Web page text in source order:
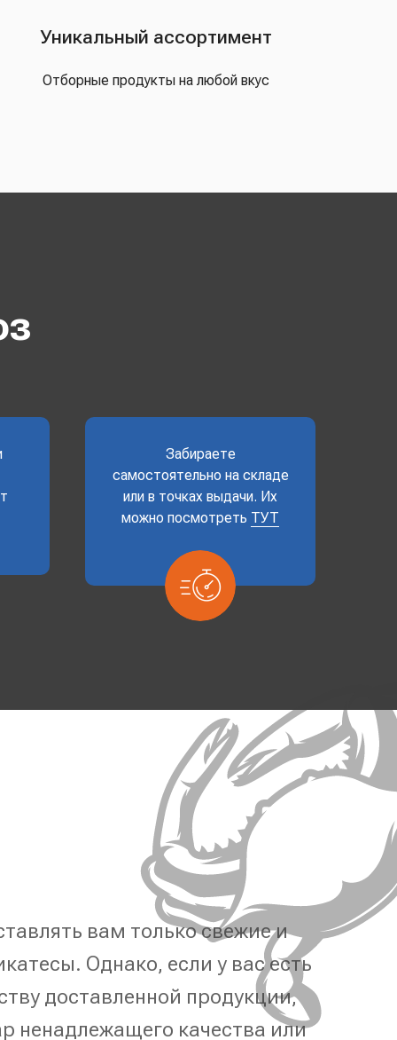
Уникальный ассортимент
Отборные продукты на любой вкус
Забираете
самостоятельно на складе
или в точках выдачи. Их
можно посмотреть ТУТ
вам только свежие и
Однако, если у вас есть
доставленной продукции,
ненадлежащего качества или